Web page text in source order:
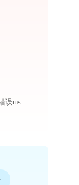
dll综合解决工具 dllrepair_win.exe系统错误msvcr100.dll丢失如何解决